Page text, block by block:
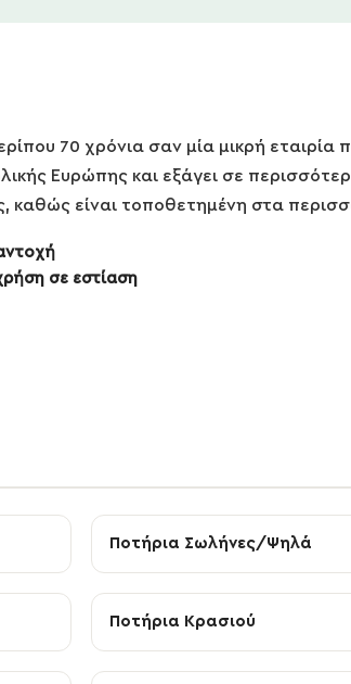
70 χρόνια σαν μία μικρή
Ευρώπης και εξάγει σε
καθώς είναι τοποθετημένη στα
σε εστίαση
Ποτήρια Σωλήνες/Ψηλά
Ποτήρια Κρασιού